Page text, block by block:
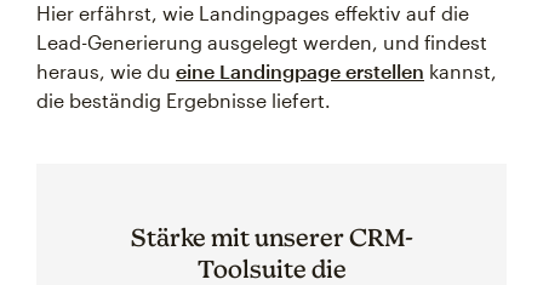
Hier erfährst, wie Landingpages effektiv auf die
Lead-Generierung ausgelegt werden, und findest
heraus, wie du eine Landingpage erstellen kannst,
die beständig Ergebnisse liefert.
Stärke mit unserer CRM-
Toolsuite die